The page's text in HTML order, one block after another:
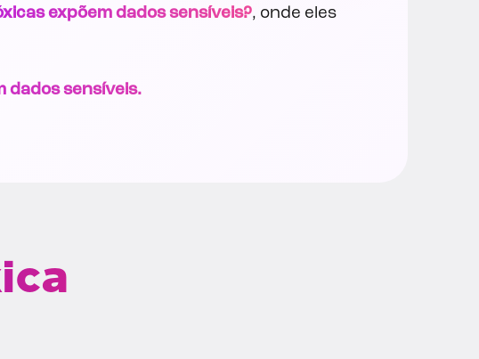
expõem dados sensíveis?, onde eles
dados sensíveis.